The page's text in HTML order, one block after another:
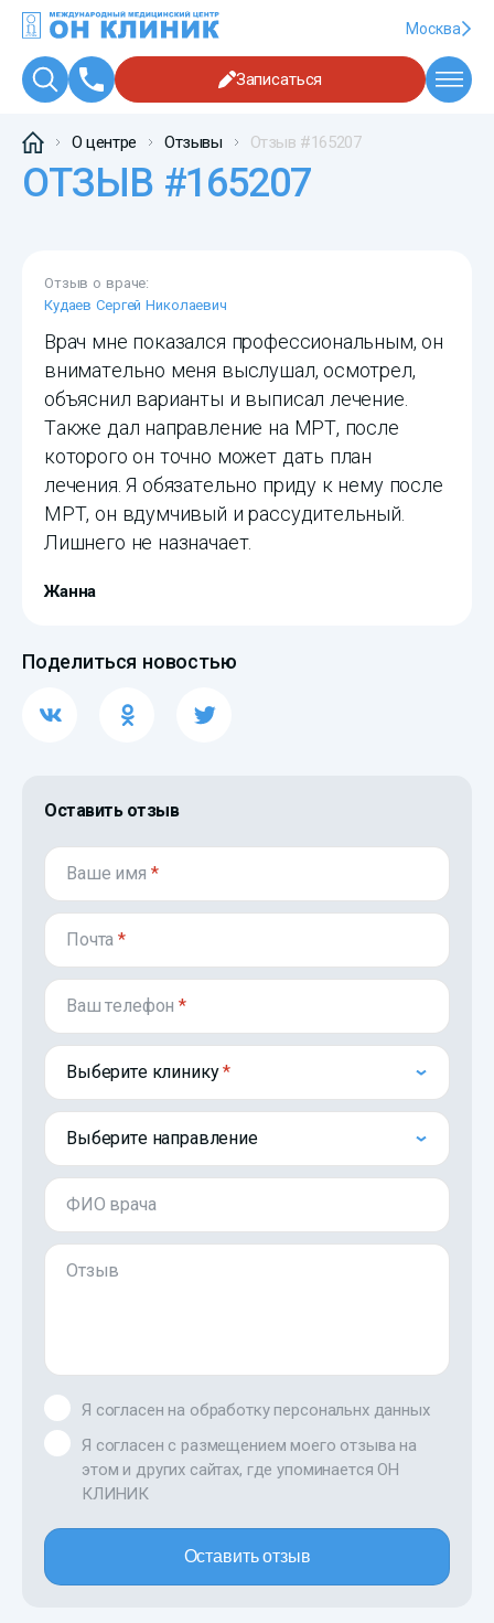
Москва
Записаться
О центре Отзывы Отзыв #165207
ОТЗЫВ #165207
Отзыв о враче:
Кудаев Сергей Николаевич
Врач мне показался профессиональным, он
внимательно меня выслушал, осмотрел,
объяснил варианты и выписал лечение.
Также дал направление на МРТ, после
которого он точно может дать план
лечения. Я обязательно приду к нему после
МРТ, он вдумчивый и рассудительный.
Лишнего не назначает.
Жанна
Поделиться новостью
Оставить отзыв
Ваше имя *
Почта*
Ваш телефон*
Выберите клинику
Выберите направление
ФИО врача
Отзыв
Я согласен на обработку персональнх данных
Я согласен с размещением моего отзыва на
этом и других сайтах, где упоминается ОН
КЛИНИК
Оставить отзыв